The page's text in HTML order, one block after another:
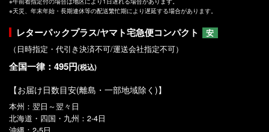
※天災、年末年始・長期連休等の配送繁忙期により遅延する場合があります。
レターパックプラス/ヤマト宅急便コンパクト
安
（日時指定・代引き決済不可/運送会社指定不可）
全国一律：495円(税込)
【お届け日数目安(離島・一部地域除く)】
本州：翌日～翌々日
北海道・四国・九州：2-4日